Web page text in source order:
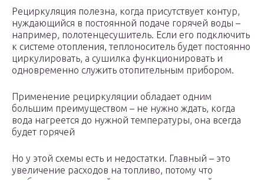
Рециркуляция полезна, когда присутствует контур,
нуждающийся в постоянной подаче горячей воды –
например, полотенцесушитель. Если его подключить
к системе отопления, теплоноситель будет постоянно
циркулировать, а сушилка функционировать и
одновременно служить отопительным прибором.
Применение рециркуляции обладает одним
большим преимуществом – не нужно ждать, когда
вода нагреется до нужной температуры, она всегда
будет горячей
Но у этой схемы есть и недостатки. Главный – это
увеличение расходов на топливо, потому что